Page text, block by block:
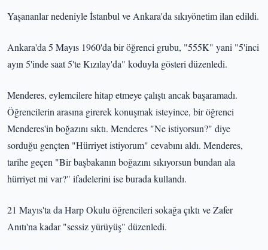
Yaşananlar nedeniyle İstanbul ve Ankara'da sıkıyönetim ilan edildi.
Ankara'da 5 Mayıs 1960'da bir öğrenci grubu, "555K" yani "5'inci
ayın 5'inde saat 5'te Kızılay'da" koduyla gösteri düzenledi.
Menderes, eylemcilere hitap etmeye çalıştı ancak başaramadı.
Öğrencilerin arasına girerek konuşmak isteyince, bir öğrenci
Menderes'in boğazını sıktı. Menderes "Ne istiyorsun?" diye
sorduğu gençten "Hürriyet istiyorum" cevabını aldı. Menderes,
tarihe geçen "Bir başbakanın boğazını sıkıyorsun bundan ala
hürriyet mi var?" ifadelerini ise burada kullandı.
21 Mayıs'ta da Harp Okulu öğrencileri sokağa çıktı ve Zafer
Anıtı'na kadar "sessiz yürüyüş" düzenledi.